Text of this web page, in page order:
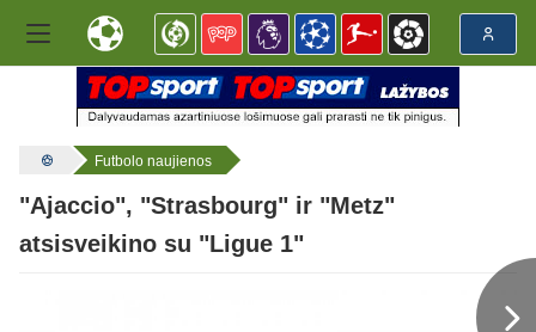
Futbolo naujienos
"Ajaccio", "Strasbourg" ir "Metz"
atsisveikino su "Ligue 1"